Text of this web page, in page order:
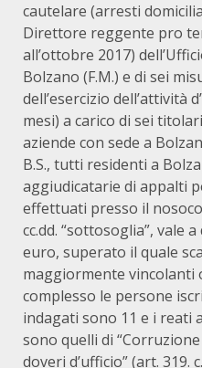
cautelare (arresti
Direttore reggente pro
all’ottobre 2017)
Bolzano (F.M.) e di sei
dell’esercizio dell’attività
mesi) a carico di sei
aziende con sede a
B.S., tutti residenti a
aggiudicatarie di appalti
effettuati presso il
cc.dd. “sottosoglia”, vale
euro, superato il quale
maggiormente vincolanti
complesso le persone
indagati sono 11 e i reati
sono quelli di
doveri d’ufficio” (art. 319.